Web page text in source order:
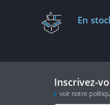
En
Inscrivez-
voir notre